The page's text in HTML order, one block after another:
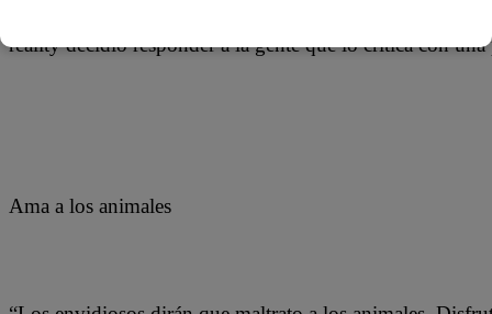
reality decidió responder a la gente que lo critica con
Ama a los animales